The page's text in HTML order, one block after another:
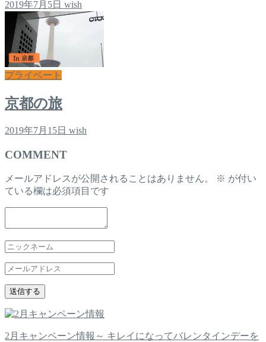
2019年7月5日 wish
プライベート
京都の旅
2019年7月15日 wish
COMMENT
メールアドレスが公開されることはありません。 ※ が付い
ている欄は必須項目です
2月キャンペーン情報～ キレイになってバレンタインデーを